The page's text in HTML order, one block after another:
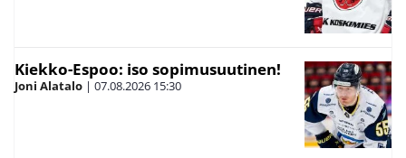
Kiekko-Espoo: iso sopimusuutinen!
Joni Alatalo | 07.08.2026 15:30